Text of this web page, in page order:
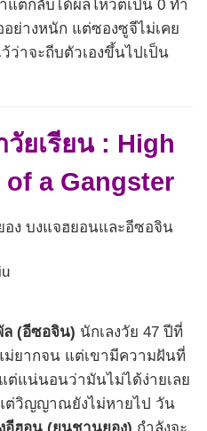
แต่กลับได้ผลโหวตเป็น 0 ทำ
อย่างหนัก แต่ซองซูจีไม่เคย
ว่าจะถีบตัวเองขึ้นไปเป็น
ยเรียน : High
a Gangster
ง บงแจฮยอนและอีซอจิน
(อีซอจิน) นักเลงวัย 47 ปีที่
ยากจน แต่เขามีความฝันที่
ต่แน่นอนว่ามันไม่ได้ง่ายเลย
ต่วิญญาณยังไม่หายไป วัน